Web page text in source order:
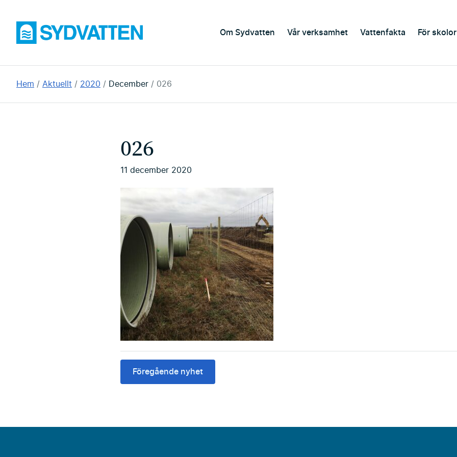
huvudinnehållet
Sydvatten Om Sydvatten Vår verksamhet Vattenfakta För skolor
Du
Hem Aktuellt 2020 December 026
026
11 december 2020
Föregående nyhet